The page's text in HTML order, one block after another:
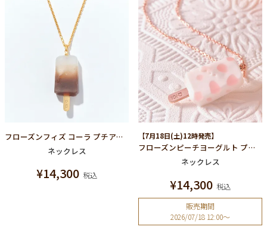
フローズンフィズ コーラ プチアイスキャンディー ネックレス
ネックレス
¥14,300 税込
【7月18日(土)12時発売】
フローズンピーチヨーグルト プチアイスキャンディー ネックレス
ネックレス
¥14,300 税込
販売期間
2026/07/18 12:00〜